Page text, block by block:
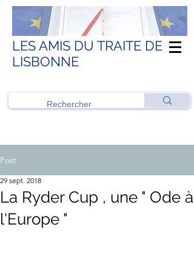
LES AMIS DU TRAITE DE
LISBONNE
Post
La Ryder Cup , une " Ode à
l'Europe "
29 sept. 2018